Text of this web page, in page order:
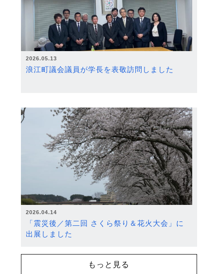
2026.05.13
浪江町議会議員が学長を表敬訪問しました
2026.04.14
「震災後／第二回 さくら祭り＆花火大会」に
出展しました
もっと見る